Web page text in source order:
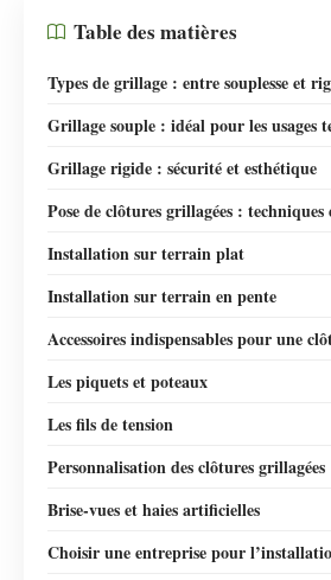
Table des matières
Types de grillage : entre souplesse et
Grillage souple : idéal pour les usages
Grillage rigide : sécurité et esthétique
Pose de clôtures grillagées : techniques
Installation sur terrain plat
Installation sur terrain en pente
Accessoires indispensables pour une
Les piquets et poteaux
Les fils de tension
Personnalisation des clôtures grillagées
Brise-vues et haies artificielles
Choisir une entreprise pour